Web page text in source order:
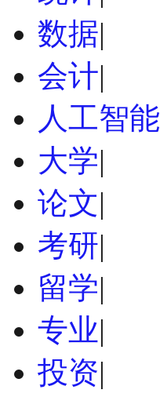
数据|
会计|
人工智能
大学|
论文|
考研|
留学|
专业|
投资|